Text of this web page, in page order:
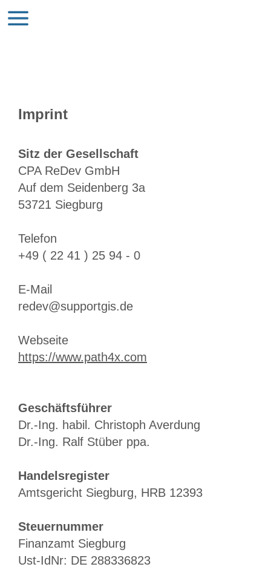
Imprint
Sitz der Gesellschaft
CPA ReDev GmbH
Auf dem Seidenberg 3a
53721 Siegburg
Telefon
+49 ( 22 41 ) 25 94 - 0
E-Mail
redev@supportgis.de
Webseite
https://www.path4x.com
Geschäftsführer
Dr.-Ing. habil. Christoph Averdung
Dr.-Ing. Ralf Stüber ppa.
Handelsregister
Amtsgericht Siegburg, HRB 12393
Steuernummer
Finanzamt Siegburg
Ust-IdNr: DE 288336823